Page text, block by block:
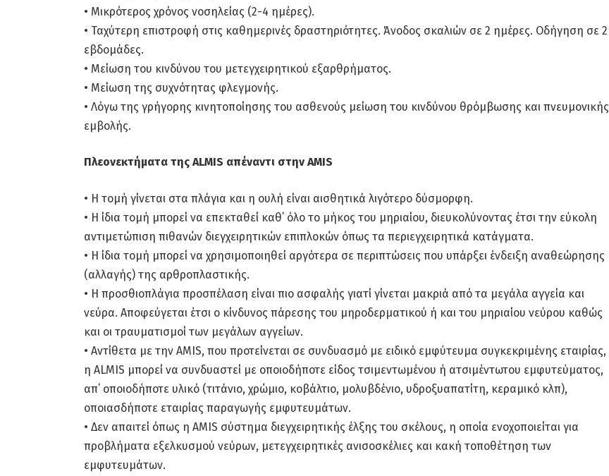
• Μικρότερος χρόνος νοσηλείας (2-4 ημέρες).
• Ταχύτερη επιστροφή στις καθημερινές δραστηριότητες. Άνοδος σκαλιών σε 2 ημέρες. Οδήγηση σε 2
εβδομάδες.
• Μείωση του κινδύνου του μετεγχειρητικού εξαρθρήματος.
• Μείωση της συχνότητας φλεγμονής.
• Λόγω της γρήγορης κινητοποίησης του ασθενούς μείωση του κινδύνου θρόμβωσης και πνευμονικής
εμβολής.
Πλεονεκτήματα της ALMIS απέναντι στην AMIS
• Η τομή γίνεται στα πλάγια και η ουλή είναι αισθητικά λιγότερο δύσμορφη.
• Η ίδια τομή μπορεί να επεκταθεί καθ΄ όλο το μήκος του μηριαίου, διευκολύνοντας έτσι την εύκολη
αντιμετώπιση πιθανών διεγχειρητικών επιπλοκών όπως τα περιεγχειρητικά κατάγματα.
• Η ίδια τομή μπορεί να χρησιμοποιηθεί αργότερα σε περιπτώσεις που υπάρξει ένδειξη αναθεώρησης
(αλλαγής) της αρθροπλαστικής.
• Η προσθιοπλάγια προσπέλαση είναι πιο ασφαλής γιατί γίνεται μακριά από τα μεγάλα αγγεία και
νεύρα. Αποφεύγεται έτσι ο κίνδυνος πάρεσης του μηροδερματικού ή και του μηριαίου νεύρου καθώς
και οι τραυματισμοί των μεγάλων αγγείων.
• Αντίθετα με την AMIS, που προτείνεται σε συνδυασμό με ειδικό εμφύτευμα συγκεκριμένης εταιρίας,
η ALMIS μπορεί να συνδυαστεί με οποιοδήποτε είδος τσιμεντωμένου ή ατσιμέντωτου εμφυτεύματος,
απ΄ οποιοδήποτε υλικό (τιτάνιο, χρώμιο, κοβάλτιο, μολυβδένιο, υδροξυαπατίτη, κεραμικό κλπ),
οποιασδήποτε εταιρίας παραγωγής εμφυτευμάτων.
• Δεν απαιτεί όπως η AMIS σύστημα διεγχειρητικής έλξης του σκέλους, η οποία ενοχοποιείται για
προβλήματα εξελκυσμού νεύρων, μετεγχειρητικές ανισοσκέλιες και κακή τοποθέτηση των
εμφυτευμάτων.